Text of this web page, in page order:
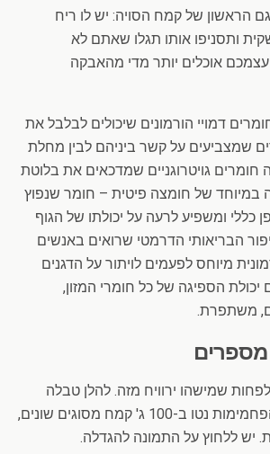
הראשון של קמח הסויה: יש לו ריח
ותסניפו אותו תגלו שאתם לא
עצמכם אוכלים יותר מדי מהאבקה
דמויי הורמונים שיכולים לבלבל את
שמצביעים על קשר ביניהם לבין מחלת
חומרים גויטרוגניים שמדכאים את בלוטת
במיוחד של חומצה פיטית – חומר שנפוץ
כללי ומשפיע לרעה על יכולתו של הגוף
הבריאותי הדרמטי שרואים באנשים
מיוחס לפעמים לויתור על הדגנים
הספיגה של כל חומרי המזון,
משתפרת.
מספרים
לפחות שמישהו ירוויח מזה. להלן טבלה
שמשווה את כמות הפחמימות נטו ב-100 ג' קמח מסוגים שונים,
יש ללחוץ על התמונה להגדלה.